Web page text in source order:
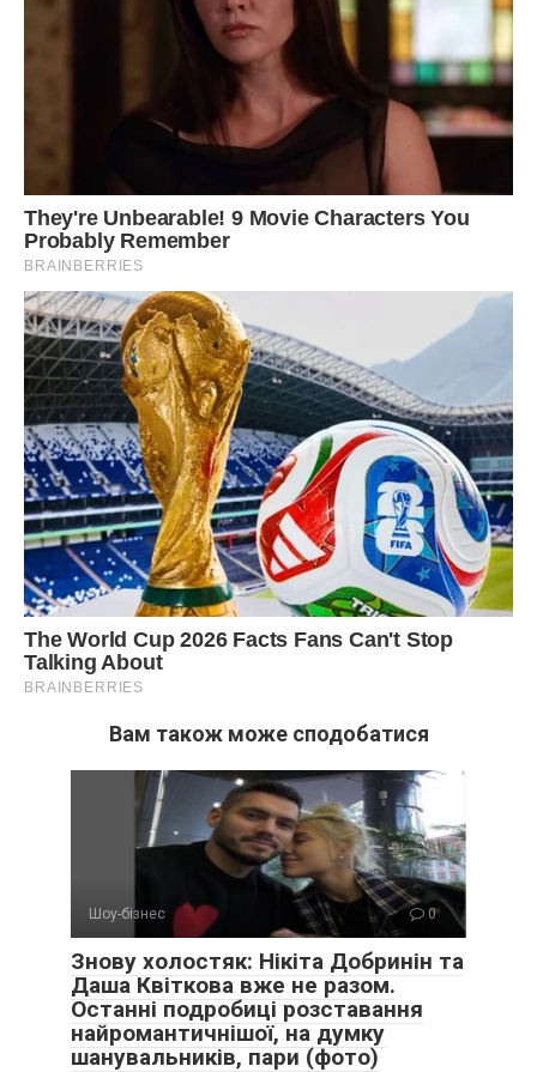
Вам також може сподобатися
Шоу-бізнес 0
Знову холостяк: Нікіта Добринін та
Даша Квіткова вже не разом.
Останні подробиці розставання
найромантичнішої, на думку
шанувальників, пари (фото)